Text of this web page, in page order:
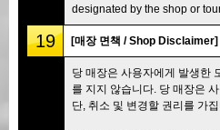
designated by the shop or
19 [매장 면책 / Shop Disclaimer]
당 매장은 사용자에게 발생한
를 지지 않습니다. 당 매장은
단, 취소 및 변경할 권리를 가집